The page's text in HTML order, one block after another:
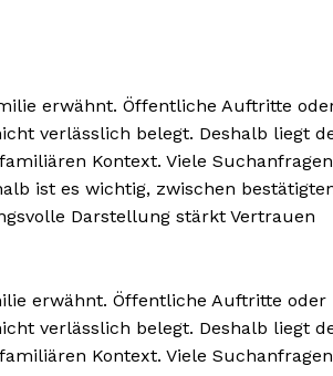
erwähnt. Öffentliche Auftritte
verlässlich belegt. Deshalb liegt
Kontext. Viele Suchanfragen
ist es wichtig, zwischen
Darstellung stärkt Vertrauen
erwähnt. Öffentliche Auftritte oder
verlässlich belegt. Deshalb liegt
Kontext. Viele Suchanfragen